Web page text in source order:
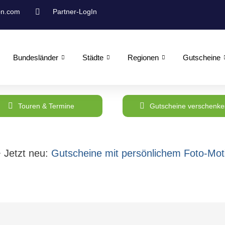
Partner-LogIn
Bundesländer Städte Regionen Gutscheine
Touren & Termine Gutscheine
Jetzt neu: Gutscheine mit persönlichem Foto-